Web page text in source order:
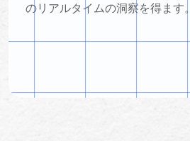
のリアルタイムの洞察を得ます。